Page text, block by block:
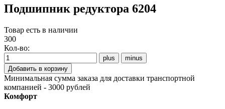
Подшипник редуктора 6204
Товар есть в наличии
300
Кол-во:
Минимальная сумма заказа для доставки транспортной
компанией - 3000 рублей
Комфорт